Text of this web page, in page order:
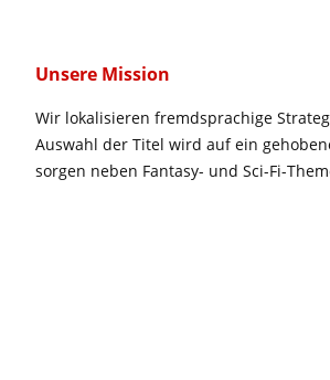
Unsere Mission
Wir lokalisieren fremdsprachige
Auswahl der Titel wird auf ein
sorgen neben Fantasy- und Sci-Fi-